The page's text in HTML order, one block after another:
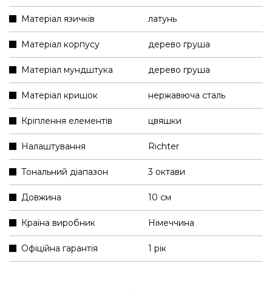
Матеріал язичків латунь
Матеріал корпусу дерево груша
Матеріал мундштука дерево груша
Матеріал кришок нержавіюча сталь
Кріплення елементів цвяшки
Налаштування Richter
Тональний діапазон 3 октави
Довжина 10 см
Країна виробник Німеччина
Офіційна гарантія 1 рік